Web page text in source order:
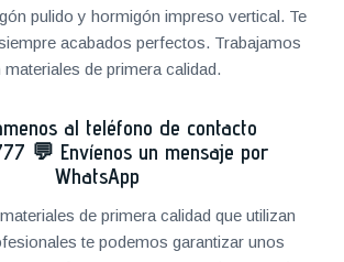
pulido y hormigón impreso vertical. Te
acabados perfectos. Trabajamos
materiales de primera calidad.
al teléfono de contacto
💬 Envíenos un mensaje por
WhatsApp
de primera calidad que utilizan
te podemos garantizar unos